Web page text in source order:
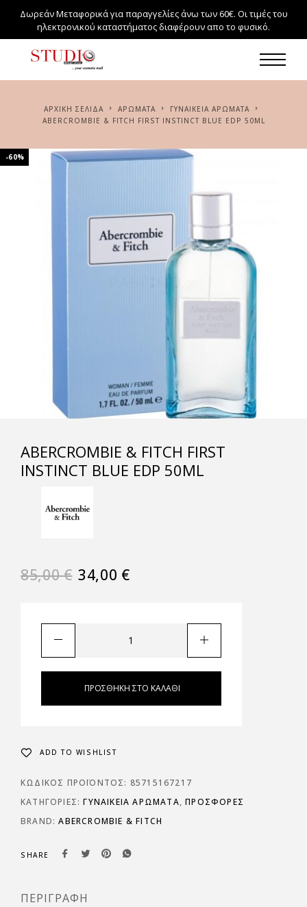
Δωρεάν Μεταφορικά για παραγγελίες άνω των 60€. Οι τιμές του
ηλεκτρονικού καταστήματος διαφέρουν απο το φυσικό.
ΑΡΧΙΚΉ ΣΕΛΊΔΑ ΑΡΏΜΑΤΑ
ΓΥΝΑΙΚΕΊΑ ΑΡΏΜΑΤΑ
ABERCROMBIE & FITCH FIRST INSTINCT BLUE EDP 50ML
-60%
ABERCROMBIE & FITCH FIRST
INSTINCT BLUE EDP 50ML
85,00€ 34,00 €
ΠΡΟΣΘΉΚΗ ΣΤΟ ΚΑΛΆΘΙ
ADD TO WISHLIST
ΚΩΔΙΚΌΣ ΠΡΟΪΌΝΤΟΣ: 85715167217
ΚΑΤΗΓΟΡΊΕΣ:ΓΥΝΑΙΚΕΊΑ ΑΡΏΜΑΤΑ,ΠΡΟΣΦΟΡΈΣ
BRAND:ABERCROMBIE & FITCH
SHARE
ΠΕΡΙΓΡΑΦΉ